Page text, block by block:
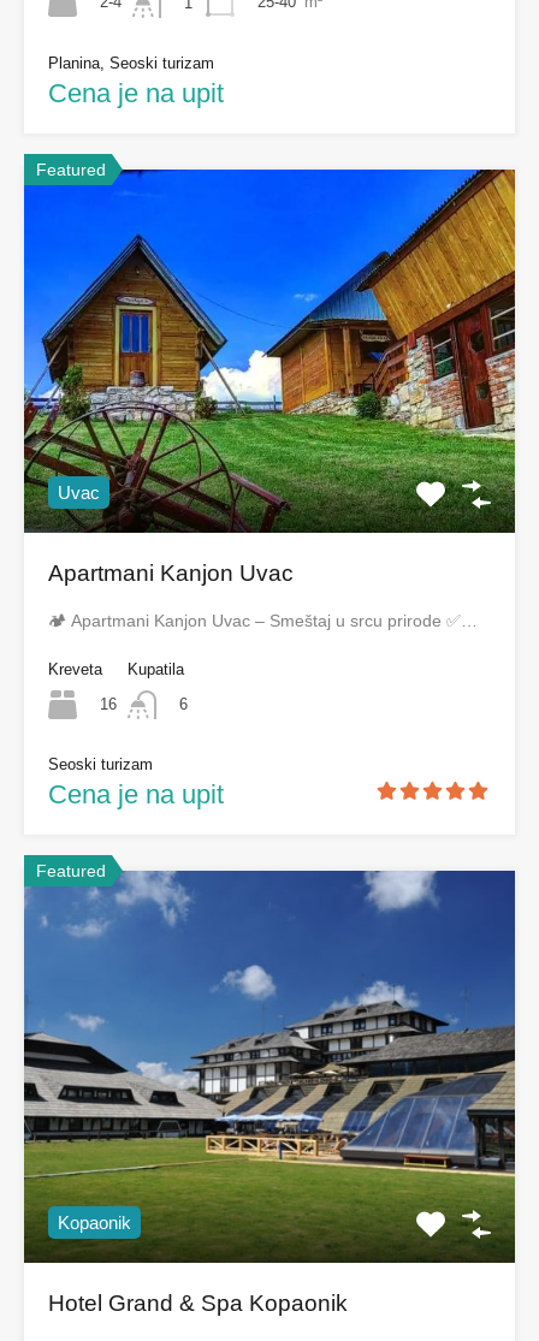
Planina, Seoski turizam
Cena je na upit
Featured
Uvac
Apartmani Kanjon Uvac
🏕️ Apartmani Kanjon Uvac – Smeštaj u srcu prirode ✅…
Kreveta
16
Kupatila
6
Seoski turizam
Cena je na upit
Featured
Kopaonik
Hotel Grand & Spa Kopaonik